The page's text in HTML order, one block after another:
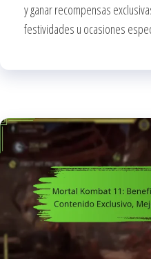
y ganar recompensas
festividades u ocasiones